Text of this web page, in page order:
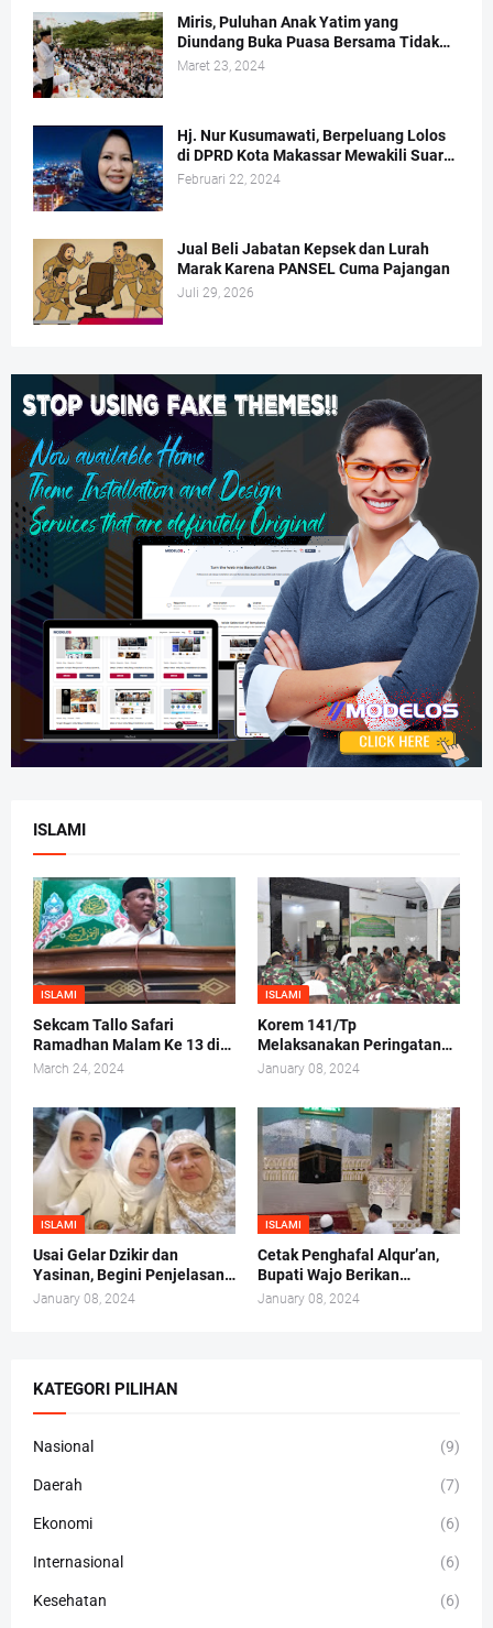
Miris, Puluhan Anak Yatim yang
Diundang Buka Puasa Bersama Tidak
Dapat Jatah Makan dan Infaq
Maret 23, 2024
Hj. Nur Kusumawati, Berpeluang Lolos
di DPRD Kota Makassar Mewakili Suara
Perempuan Dapil 2
Februari 22, 2024
Jual Beli Jabatan Kepsek dan Lurah
Marak Karena PANSEL Cuma Pajangan
Juli 29, 2026
ISLAMI
ISLAMI
Sekcam Tallo Safari
Ramadhan Malam Ke 13 di
Mesjid Darul Ma'arif,
March 24, 2024
ISLAMI
Korem 141/Tp
Melaksanakan Peringatan
Maulid Nabi Muhammad
January 08, 2024
ISLAMI
Usai Gelar Dzikir dan
Yasinan, Begini Penjelasan
Andi Irma Mappanyukki
January 08, 2024
ISLAMI
Cetak Penghafal Alqur’an,
Bupati Wajo Berikan
Bantuan Buku At-Taisir
January 08, 2024
KATEGORI PILIHAN
Nasional (9)
Daerah (7)
Ekonomi (6)
Internasional (6)
Kesehatan (6)